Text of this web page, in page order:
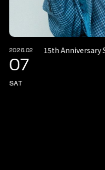
2026.02
07
SAT
15th Anniversary